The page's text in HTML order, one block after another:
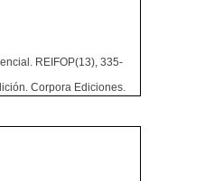
REIFOP(13), 335-
Corpora Ediciones.